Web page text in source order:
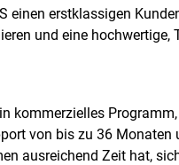
einen erstklassigen
und eine
kommerzielles
von bis zu 36
ausreichend Zeit hat,